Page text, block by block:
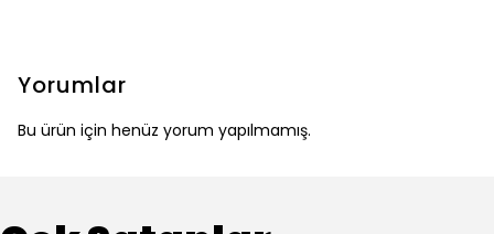
Yorumlar
Bu ürün için henüz yorum yapılmamış.